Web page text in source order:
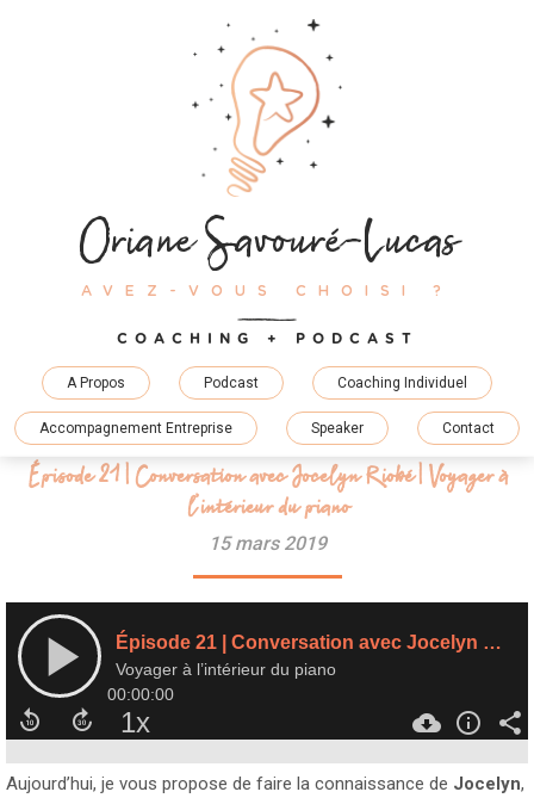
Oriane Savouré-Lucas
AVEZ-VOUS CHOISI ?
COACHING + PODCAST
A Propos Podcast Coaching Individuel
Accompagnement Entreprise Speaker Contact
Épisode 21 | Conversation avec Jocelyn Riobé | Voyager à
l’intérieur du piano
15 mars 2019
Aujourd’hui, je vous propose de faire la connaissance de Jocelyn,